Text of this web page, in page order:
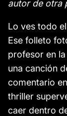
autor de otra
Lo ves todo
Ese folleto
profesor en
una canción
comentario
thriller
caer dentro